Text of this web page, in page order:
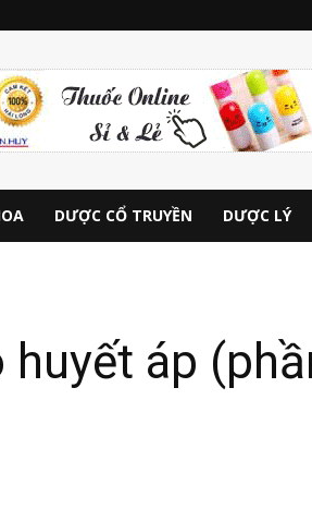
DƯỢC CỔ TRUYỀN DƯỢC LÝ
áp